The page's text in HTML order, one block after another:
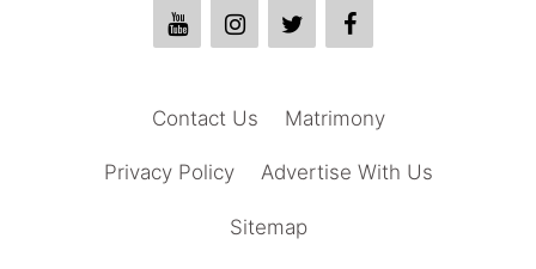
Matrimony
Contact Us
Advertise With Us
Privacy Policy
Sitemap